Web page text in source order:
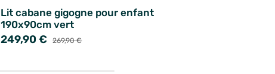
Lit cabane gigogne pour enfant
190x90cm vert
249,90 € 269,90 €